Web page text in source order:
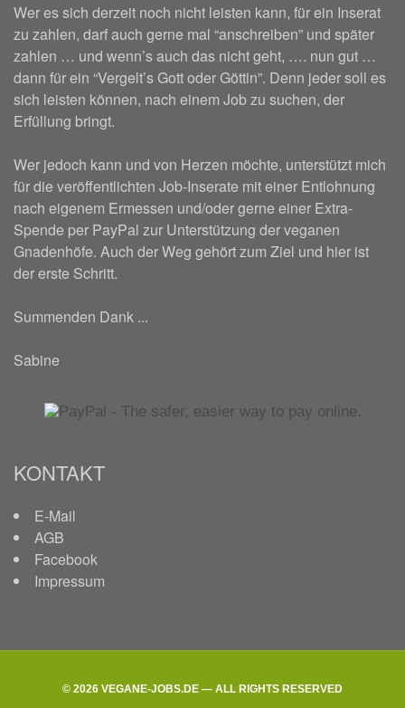
Wer es sich derzeit noch nicht leisten kann, für ein Inserat
zu zahlen, darf auch gerne mal “anschreiben” und später
zahlen … und wenn’s auch das nicht geht, …. nun gut …
dann für ein “Vergelt’s Gott oder Göttin”. Denn jeder soll es
sich leisten können, nach einem Job zu suchen, der
Erfüllung bringt.
Wer jedoch kann und von Herzen möchte, unterstützt mich
für die veröffentlichten Job-Inserate mit einer Entlohnung
nach eigenem Ermessen und/oder gerne einer Extra-
Spende per PayPal zur Unterstützung der veganen
Gnadenhöfe. Auch der Weg gehört zum Ziel und hier ist
der erste Schritt.
Summenden Dank ...
Sabine
KONTAKT
E-Mail
AGB
Facebook
Impressum
© 2026 VEGANE-JOBS.DE — ALL RIGHTS RESERVED